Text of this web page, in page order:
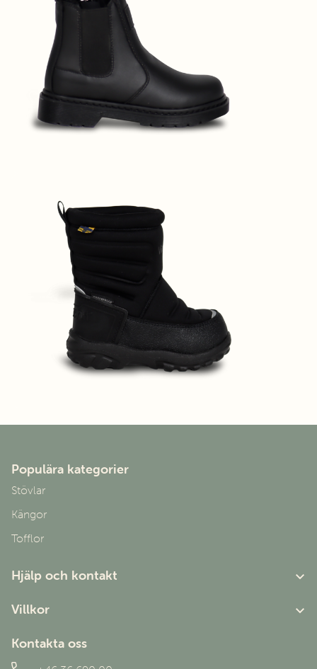
Bria Black S35
220801-36
Bria Black S36
220801-37
Bria Black S37
220801-38
Bria Black S38
Populära kategorier
Stövlar
Kängor
Tofflor
Hjälp och kontakt
Om oss
Villkor
Användarvillkor
Personuppgiftspolicy
Kontakta oss